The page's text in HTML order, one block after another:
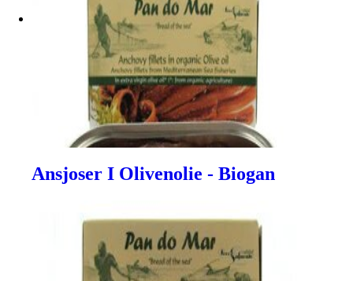
Ansjoser I Olivenolie - Biogan